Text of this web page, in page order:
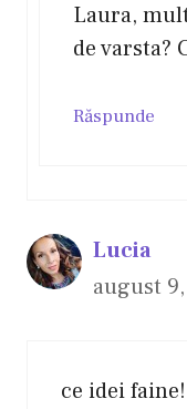
Laura,
de varsta?
Răspunde
Lucia
august
ce idei